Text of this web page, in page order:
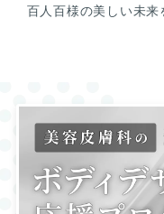
百人百様の美しい未来